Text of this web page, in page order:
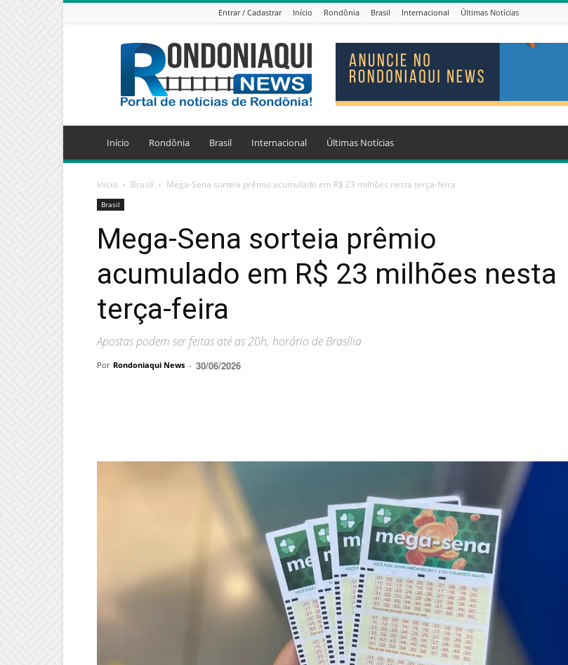
Entrar / Cadastrar Início Rondônia Brasil Internacional Últimas Notícias
Jornal
Eletrônico
Rondoniaqui
News
Início Rondônia Brasil Internacional Últimas Notícias
Início Brasil Mega-Sena sorteia prêmio acumulado em R$ 23 milhões nesta terça-feira
Brasil
Mega-Sena sorteia prêmio
acumulado em R$ 23 milhões nesta
terça-feira
Apostas podem ser feitas até as 20h, horário de Brasília
Por Rondoniaqui News - 30/06/2026